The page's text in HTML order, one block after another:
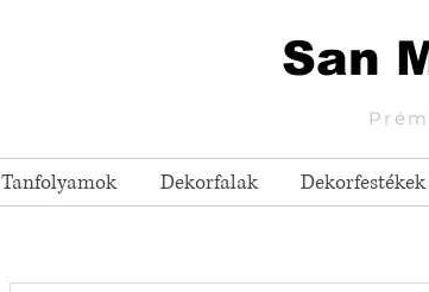
San
Tanfolyamok Dekorfalak